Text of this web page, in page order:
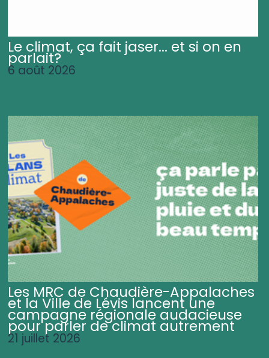
Le climat, ça fait jaser... et si on en
parlait?
6 août 2026
Les MRC de Chaudière-Appalaches
et la Ville de Lévis lancent une
campagne régionale audacieuse
pour parler de climat autrement
21 juillet 2026